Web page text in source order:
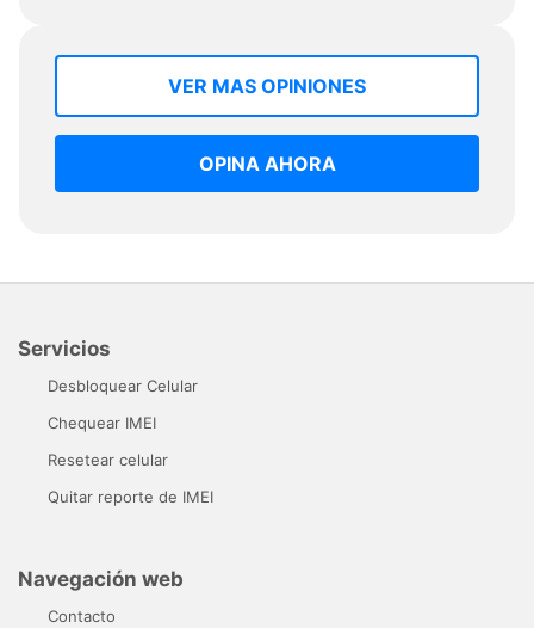
VER MAS OPINIONES
OPINA AHORA
Servicios
Desbloquear Celular
Chequear IMEI
Resetear celular
Quitar reporte de IMEI
Navegación web
Contacto